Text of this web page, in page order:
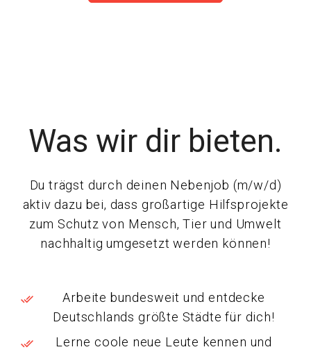
Was wir dir bieten.
Du trägst durch deinen Nebenjob (m/w/d)
aktiv dazu bei, dass großartige Hilfsprojekte
zum Schutz von Mensch, Tier und Umwelt
nachhaltig umgesetzt werden können!
Arbeite bundesweit und entdecke
Deutschlands größte Städte für dich!
Lerne coole neue Leute kennen und